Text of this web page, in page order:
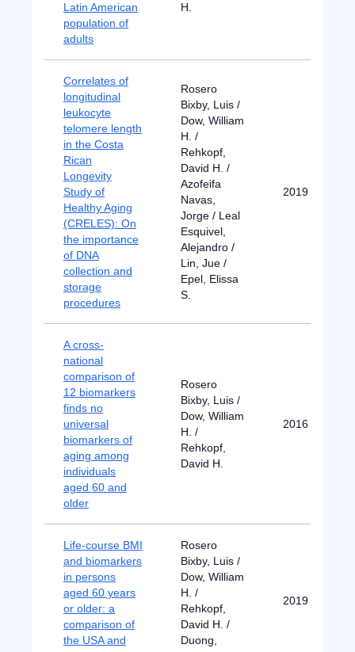
Latin American
population of
adults
H.
Correlates of
longitudinal
leukocyte
telomere length
in the Costa
Rican
Longevity
Study of
Healthy Aging
(CRELES): On
the importance
of DNA
collection and
storage
procedures
Rosero
Bixby, Luis /
Dow, William
H. /
Rehkopf,
David H. /
Azofeifa
Navas,
Jorge / Leal
Esquivel,
Alejandro /
Lin, Jue /
Epel, Elissa
S.
2019
A cross-
national
comparison of
12 biomarkers
finds no
universal
biomarkers of
aging among
individuals
aged 60 and
older
Rosero
Bixby, Luis /
Dow, William
H. /
Rehkopf,
David H.
2016
Life-course BMI
and biomarkers
in persons
aged 60 years
or older: a
comparison of
the USA and
Rosero
Bixby, Luis /
Dow, William
H. /
Rehkopf,
David H. /
Duong,
2019